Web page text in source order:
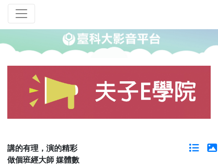
講的有理，演的精彩
做個班經大師 媒體數